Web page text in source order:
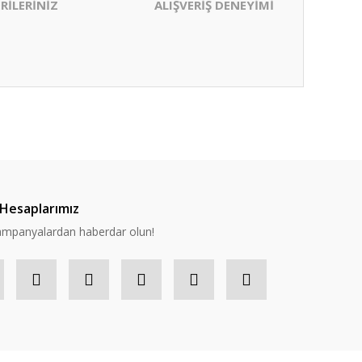
ALIŞVERİŞ DENEYİMİ
haberdar olun!